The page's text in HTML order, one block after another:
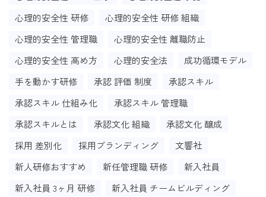
心理的安全性 研修
心理的安全性 研修 組織
心理的安全性 管理職
心理的安全性 離職防止
心理的安全性 高め方
心理的安全法
成功循環モデル
手を動かす研修
承認 評価 制度
承認スキル
承認スキル 仕組み化
承認スキル 管理職
承認スキルとは
承認文化 組織
承認文化 醸成
採用 差別化
採用ブランディング
文響社
新人研修おすすめ
新任管理職 研修
新入社員
新入社員 3ヶ月 研修
新入社員 チームビルディング